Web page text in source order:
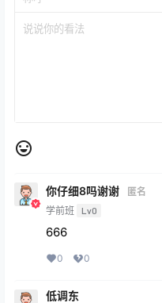
你仔细8吗谢谢
匿名
学前班 Lv0
666
0 0
低调东